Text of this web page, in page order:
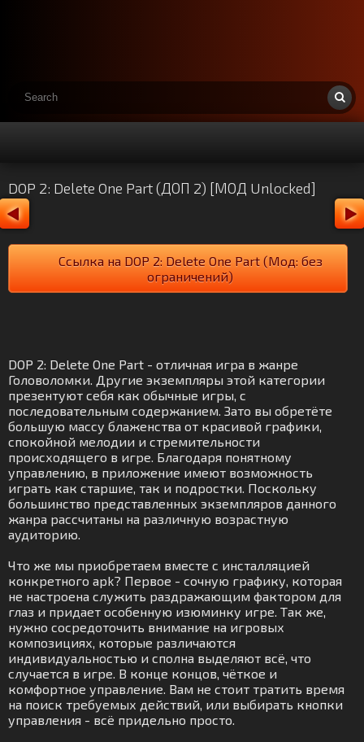
DOP 2: Delete One Part (ДОП 2) [МОД Unlocked]
Ссылка на DOP 2: Delete One Part (Мод: без
ограничений)
DOP 2: Delete One Part - отличная игра в жанре
Головоломки. Другие экземпляры этой категории
презентуют себя как обычные игры, с
последовательным содержанием. Зато вы обретёте
большую массу блаженства от красивой графики,
спокойной мелодии и стремительности
происходящего в игре. Благодаря понятному
управлению, в приложение имеют возможность
играть как старшие, так и подростки. Поскольку
большинство представленных экземпляров данного
жанра рассчитаны на различную возрастную
аудиторию.
Что же мы приобретаем вместе с инсталляцией
конкретного apk? Первое - сочную графику, которая
не настроена служить раздражающим фактором для
глаз и придает особенную изюминку игре. Так же,
нужно сосредоточить внимание на игровых
композициях, которые различаются
индивидуальностью и сполна выделяют всё, что
случается в игре. В конце концов, чёткое и
комфортное управление. Вам не стоит тратить время
на поиск требуемых действий, или выбирать кнопки
управления - всё придельно просто.